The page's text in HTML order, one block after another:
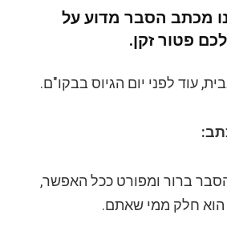
מכתב הסבר מדוע על
פטור זקן.
עוד לפני יום הגיוס בבקו"ם.
ברור ומפורט ככל האפשר,
הוא חלק ממי שאתם.